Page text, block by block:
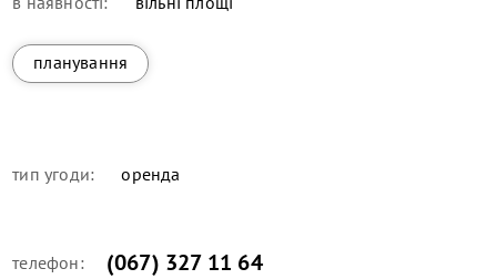
планування
тип угоди: оренда
телефон: (067) 327 11 64